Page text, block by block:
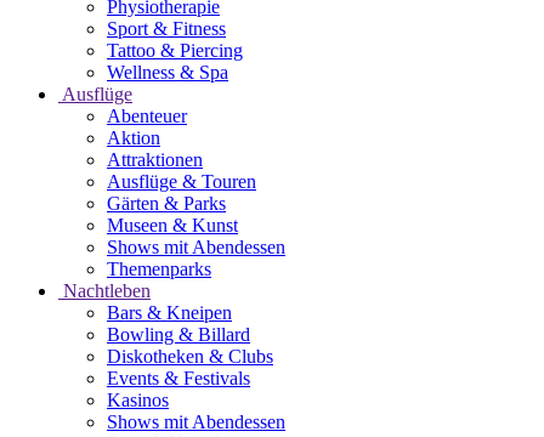
Physiotherapie
Sport & Fitness
Tattoo & Piercing
Wellness & Spa
Ausflüge
Abenteuer
Aktion
Attraktionen
Ausflüge & Touren
Gärten & Parks
Museen & Kunst
Shows mit Abendessen
Themenparks
Nachtleben
Bars & Kneipen
Bowling & Billard
Diskotheken & Clubs
Events & Festivals
Kasinos
Shows mit Abendessen